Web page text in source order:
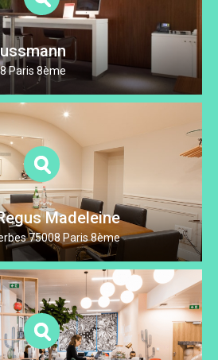
Paris 8ème
Madeleine
75008 Paris 8ème